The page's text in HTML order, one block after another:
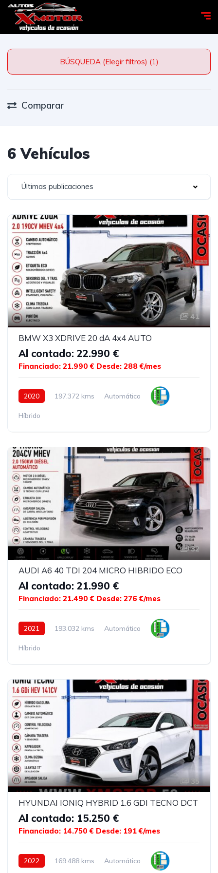
BÚSQUEDA (Elegir filtros) (1)
Comparar
6 Vehículos
Últimas publicaciones
41
BMW X3 XDRIVE 20 dA 4x4 AUTO
Al contado: 22.990 €
Financiado: 21.990 € Desde: 288 €/mes
2020 197.372 kms Automático
Híbrido
32
AUDI A6 40 TDI 204 MICRO HIBRIDO ECO
Al contado: 21.990 €
Financiado: 21.490 € Desde: 276 €/mes
2021 193.032 kms Automático
Híbrido
35
HYUNDAI IONIQ HYBRID 1.6 GDI TECNO DCT
Al contado: 15.250 €
Financiado: 14.750 € Desde: 191 €/mes
2022 169.488 kms Automático